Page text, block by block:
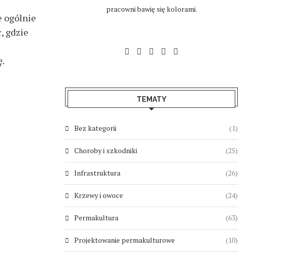
ogólnie
gdzie
pracowni bawię się kolorami.
TEMATY
Bez kategorii (1)
Choroby i szkodniki (25)
Infrastruktura (26)
Krzewy i owoce (24)
Permakultura (63)
Projektowanie permakulturowe (10)